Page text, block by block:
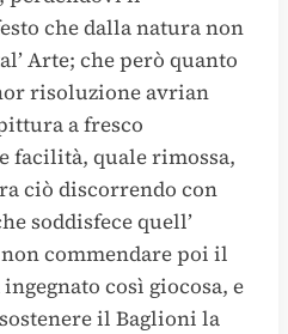
che dalla natura non
Arte; che però quanto
risoluzione avrian
a fresco
facilità, quale rimossa,
ciò discorrendo con
soddisfece quell’
commendare poi il
così giocosa, e
il Baglioni la